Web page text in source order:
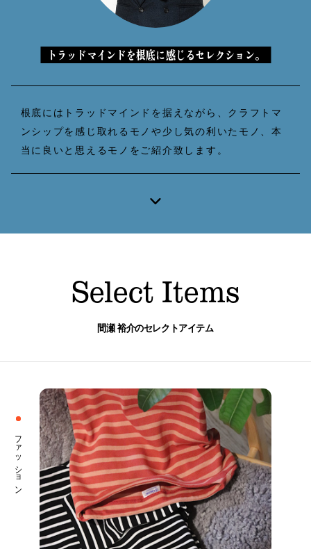
トラッドマインドを根底に感じるセレクション。
根底にはトラッドマインドを据えながら、クラフトマ
ンシップを感じ取れるモノや少し気の利いたモノ、本
当に良いと思えるモノをご紹介致します。
Select Items
間瀬 裕介のセレクトアイテム
ファッション
PICK UP
着こなす楽しさをアンダーウェ
アにも！
Tシャツのプロたちが厳選し
た、